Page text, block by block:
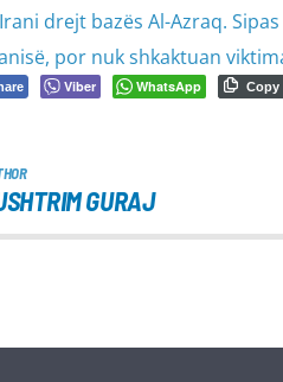
drejt bazës Al-Azraq.
por nuk shkaktuan
Viber WhatsApp Copy
GURAJ